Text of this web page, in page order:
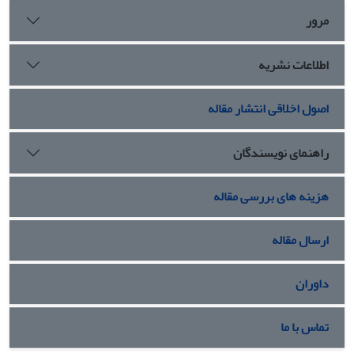
مرور
اطلاعات نشریه
اصول اخلاقی انتشار مقاله
راهنمای نویسندگان
هزینه های بررسی مقاله
ارسال مقاله
داوران
تماس با ما